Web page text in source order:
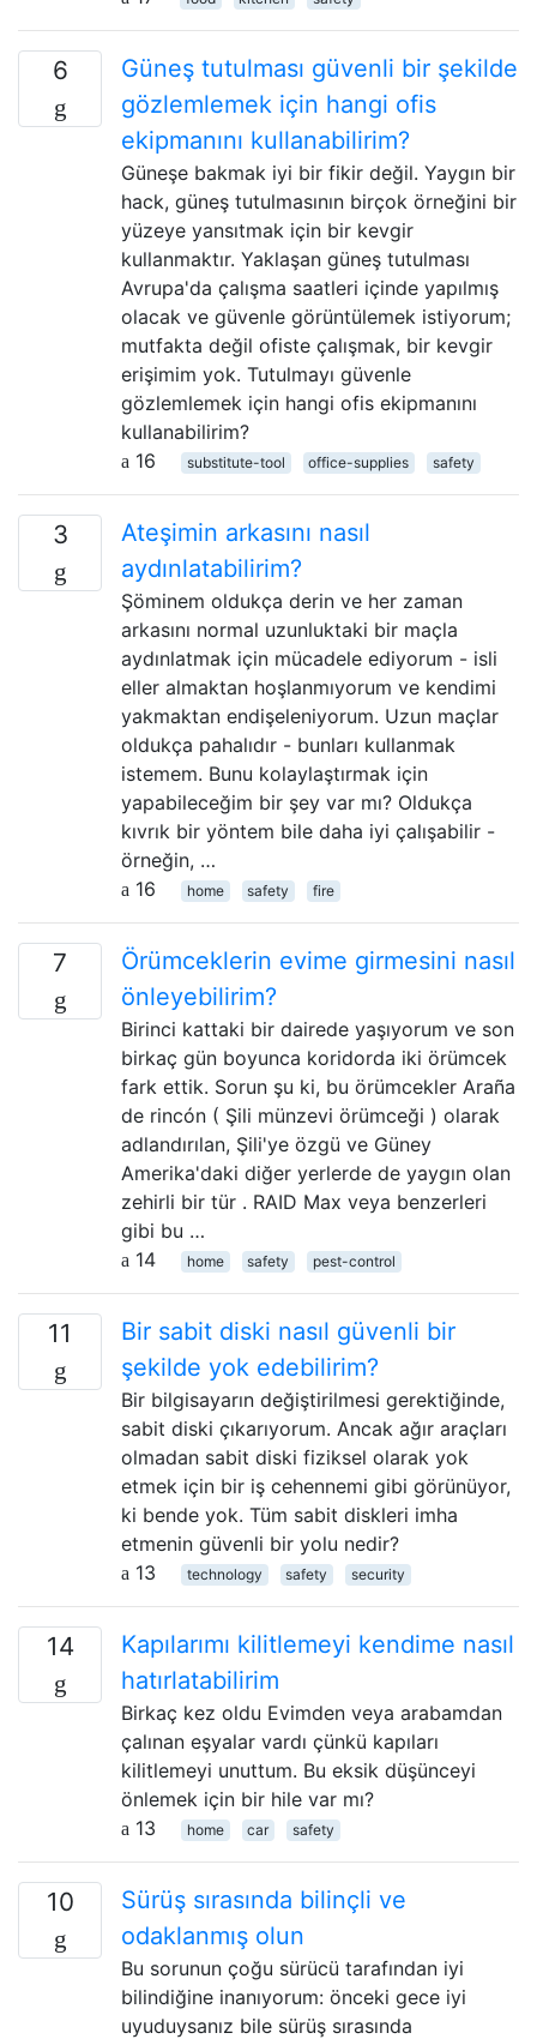
6
Güneş tutulması güvenli bir şekilde
gözlemlemek için hangi ofis
ekipmanını kullanabilirim?
Güneşe bakmak iyi bir fikir değil. Yaygın bir
hack, güneş tutulmasının birçok örneğini bir
yüzeye yansıtmak için bir kevgir
kullanmaktır. Yaklaşan güneş tutulması
Avrupa'da çalışma saatleri içinde yapılmış
olacak ve güvenle görüntülemek istiyorum;
mutfakta değil ofiste çalışmak, bir kevgir
erişimim yok. Tutulmayı güvenle
gözlemlemek için hangi ofis ekipmanını
kullanabilirim?
16
substitute-tool office-supplies safety
3
Ateşimin arkasını nasıl
aydınlatabilirim?
Şöminem oldukça derin ve her zaman
arkasını normal uzunluktaki bir maçla
aydınlatmak için mücadele ediyorum - isli
eller almaktan hoşlanmıyorum ve kendimi
yakmaktan endişeleniyorum. Uzun maçlar
oldukça pahalıdır - bunları kullanmak
istemem. Bunu kolaylaştırmak için
yapabileceğim bir şey var mı? Oldukça
kıvrık bir yöntem bile daha iyi çalışabilir -
örneğin, …
16
home safety fire
7
Örümceklerin evime girmesini nasıl
önleyebilirim?
Birinci kattaki bir dairede yaşıyorum ve son
birkaç gün boyunca koridorda iki örümcek
fark ettik. Sorun şu ki, bu örümcekler Araña
de rincón ( Şili münzevi örümceği ) olarak
adlandırılan, Şili'ye özgü ve Güney
Amerika'daki diğer yerlerde de yaygın olan
zehirli bir tür . RAID Max veya benzerleri
gibi bu …
14
home safety pest-control
11
Bir sabit diski nasıl güvenli bir
şekilde yok edebilirim?
Bir bilgisayarın değiştirilmesi gerektiğinde,
sabit diski çıkarıyorum. Ancak ağır araçları
olmadan sabit diski fiziksel olarak yok
etmek için bir iş cehennemi gibi görünüyor,
ki bende yok. Tüm sabit diskleri imha
etmenin güvenli bir yolu nedir?
13
technology safety security
14
Kapılarımı kilitlemeyi kendime nasıl
hatırlatabilirim
Birkaç kez oldu Evimden veya arabamdan
çalınan eşyalar vardı çünkü kapıları
kilitlemeyi unuttum. Bu eksik düşünceyi
önlemek için bir hile var mı?
13
home car safety
10
Sürüş sırasında bilinçli ve
odaklanmış olun
Bu sorunun çoğu sürücü tarafından iyi
bilindiğine inanıyorum: önceki gece iyi
uyuduysanız bile sürüş sırasında